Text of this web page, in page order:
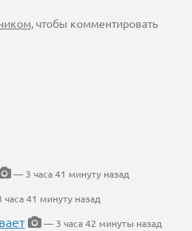
, чтобы комментировать
— 3 часа 41 минуту назад
41 минуту назад
— 3 часа 42 минуты назад